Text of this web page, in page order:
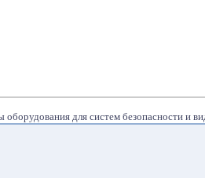
для систем безопасности и